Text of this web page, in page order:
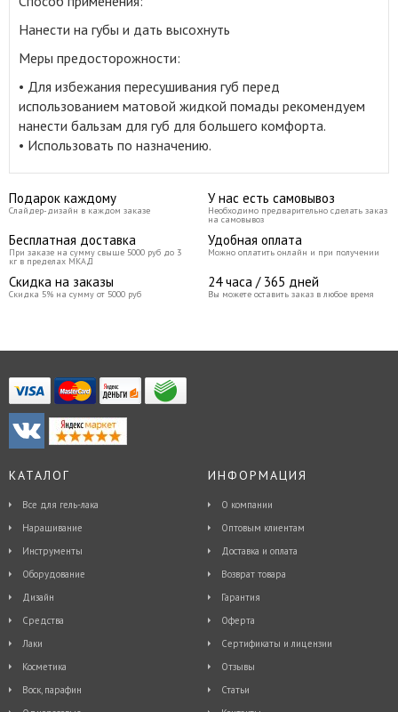
Нанести на губы и дать высохнуть
Меры предосторожности:
• Для избежания пересушивания губ перед
использованием матовой жидкой помады рекомендуем
нанести бальзам для губ для большего комфорта.
• Использовать по назначению.
Подарок каждому
Слайдер-дизайн в каждом заказе
У нас есть самовывоз
Необходимо предварительно сделать заказ
на самовывоз
Бесплатная доставка
При заказе на сумму свыше 5000 руб до 3
кг в пределах МКАД
Удобная оплата
Можно оплатить онлайн и при получении
Скидка на заказы
Скидка 5% на сумму от 5000 руб
24 часа / 365 дней
Вы можете оставить заказ в любое время
КАТАЛОГ
Все для гель-лака
Наращивание
Инструменты
Оборудование
Дизайн
Средства
Лаки
Косметика
Воск, парафин
ИНФОРМАЦИЯ
О компании
Оптовым клиентам
Доставка и оплата
Возврат товара
Гарантия
Оферта
Сертификаты и лицензии
Отзывы
Статьи